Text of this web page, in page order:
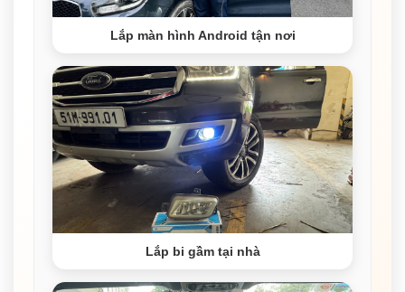
Lắp màn hình Android tận nơi
Lắp bi gầm tại nhà